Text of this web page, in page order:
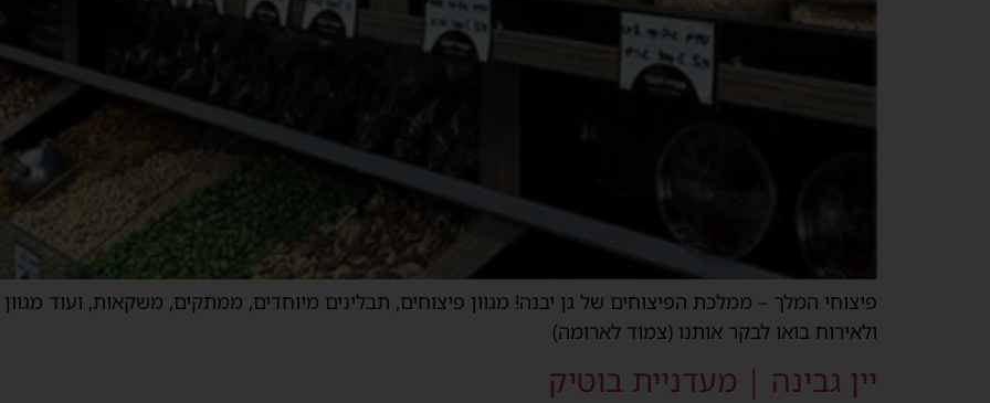
פיצוחי המלך – ממלכת הפיצוחים של גן יבנה! מגוון פיצוחים, תבלינים מיוחדים, ממתקים, משקאות, ועוד
ולאירוח בואו לבקר אותנו (צמוד לארומה)
יין גבינה | מעדניית בוטיק